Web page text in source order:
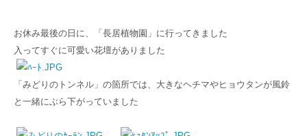
お休み最後の日に、「長居植物園」に行ってきました
入ってすぐに可愛い花壇がありました
「みどりのトンネル」の箇所では、大きなヘチマやヒョウタンが風鈴
と一緒にぶら下がっていました